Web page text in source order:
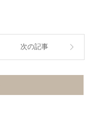
次の記事